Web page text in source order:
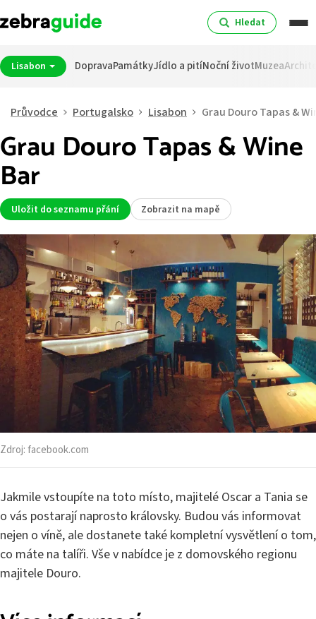
Hledat
Lisabon DopravaPamátkyJídlo a pitíNoční životMuzea
Průvodce Portugalsko Lisabon Grau Douro Tapas &
Grau Douro Tapas & Wine
Bar
Uložit do seznamu přání Zobrazit na mapě
Zdroj:facebook.com
Jakmile vstoupíte na toto místo, majitelé Oscar a Tania se
o vás postarají naprosto královsky. Budou vás informovat
nejen o víně, ale dostanete také kompletní vysvětlení o tom,
co máte na talíři. Vše v nabídce je z domovského regionu
majitele Douro.